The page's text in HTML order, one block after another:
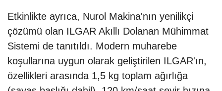
Etkinlikte ayrıca, Nurol Makina'nın yenilikçi
çözümü olan ILGAR Akıllı Dolanan Mühimmat
Sistemi de tanıtıldı. Modern muharebe
koşullarına uygun olarak geliştirilen ILGAR'ın,
özellikleri arasında 1,5 kg toplam ağırlığa